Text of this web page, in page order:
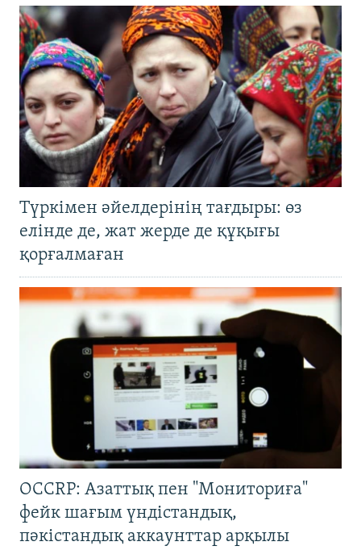
Түркімен әйелдерінің тағдыры: өз
елінде де, жат жерде де құқығы
қорғалмаған
OCCRP: Азаттық пен "Мониториға"
фейк шағым үндістандық,
пәкістандық аккаунттар арқылы